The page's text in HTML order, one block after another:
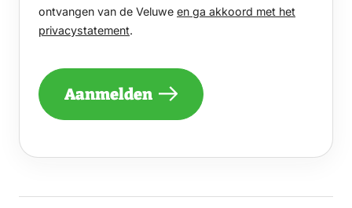
GRAAG
PER
EEN
ONTVANGEN
EN
ontvangen van de Veluwe en ga akkoord met het
privacystatement.
Aanmelden